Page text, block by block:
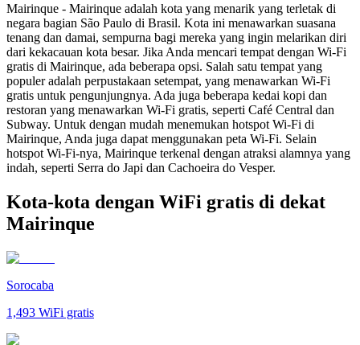
Mairinque - Mairinque adalah kota yang menarik yang terletak di
negara bagian São Paulo di Brasil. Kota ini menawarkan suasana
tenang dan damai, sempurna bagi mereka yang ingin melarikan diri
dari kekacauan kota besar. Jika Anda mencari tempat dengan Wi-Fi
gratis di Mairinque, ada beberapa opsi. Salah satu tempat yang
populer adalah perpustakaan setempat, yang menawarkan Wi-Fi
gratis untuk pengunjungnya. Ada juga beberapa kedai kopi dan
restoran yang menawarkan Wi-Fi gratis, seperti Café Central dan
Subway. Untuk dengan mudah menemukan hotspot Wi-Fi di
Mairinque, Anda juga dapat menggunakan peta Wi-Fi. Selain
hotspot Wi-Fi-nya, Mairinque terkenal dengan atraksi alamnya yang
indah, seperti Serra do Japi dan Cachoeira do Vesper.
Kota-kota dengan WiFi gratis di dekat
Mairinque
Sorocaba
1,493 WiFi gratis